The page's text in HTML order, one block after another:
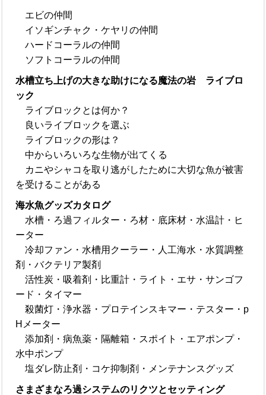
エビの仲間
イソギンチャク・ケヤリの仲間
ハードコーラルの仲間
ソフトコーラルの仲間
水槽立ち上げの大きな助けになる魔法の岩 ライブロ
ック
ライブロックとは何か？
良いライブロックを選ぶ
ライブロックの形は？
中からいろいろな生物が出てくる
カニやシャコを取り逃がしたために大切な魚が被害
を受けることがある
海水魚グッズカタログ
水槽・ろ過フィルター・ろ材・底床材・水温計・ヒ
ーター
冷却ファン・水槽用クーラー・人工海水・水質調整
剤・バクテリア製剤
活性炭・吸着剤・比重計・ライト・エサ・サンゴフ
ード・タイマー
殺菌灯・浄水器・プロテインスキマー・テスター・p
Hメーター
添加剤・病魚薬・隔離箱・スポイト・エアポンプ・
水中ポンプ
塩ダレ防止剤・コケ抑制剤・メンテナンスグッズ
さまざまなろ過システムのリクツとセッティング